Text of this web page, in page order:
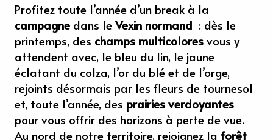
Profitez toute l’année d’un break à la
campagne dans leVexin normand : dès le
printemps, des champs multicoloresvous y
attendent avec, le bleu du lin, le jaune
éclatant du colza, l’or du blé et de l’orge,
rejoints désormais par les fleurs de tournesol
et, toute l’année, des prairies verdoyantes
pour vous offrir des horizons à perte de vue.
Au nord de notre territoire, rejoignez la forêt